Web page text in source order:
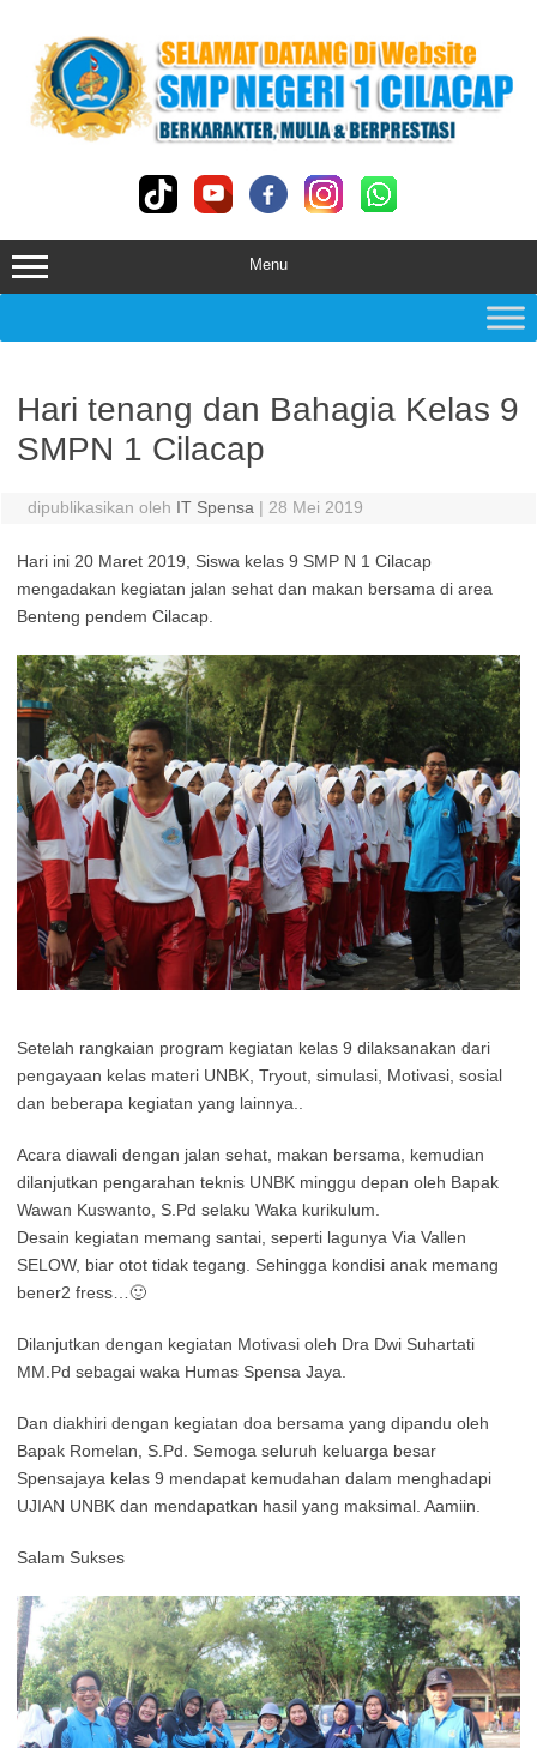
content
Menu
Hari tenang dan Bahagia Kelas 9
SMPN 1 Cilacap
dipublikasikan oleh IT Spensa | 28 Mei 2019
Hari ini 20 Maret 2019, Siswa kelas 9 SMP N 1 Cilacap
mengadakan kegiatan jalan sehat dan makan bersama di area
Benteng pendem Cilacap.
Setelah rangkaian program kegiatan kelas 9 dilaksanakan dari
pengayaan kelas materi UNBK, Tryout, simulasi, Motivasi, sosial
dan beberapa kegiatan yang lainnya..
Acara diawali dengan jalan sehat, makan bersama, kemudian
dilanjutkan pengarahan teknis UNBK minggu depan oleh Bapak
Wawan Kuswanto, S.Pd selaku Waka kurikulum.
Desain kegiatan memang santai, seperti lagunya Via Vallen
SELOW, biar otot tidak tegang. Sehingga kondisi anak memang
bener2 fress…🙂
Dilanjutkan dengan kegiatan Motivasi oleh Dra Dwi Suhartati
MM.Pd sebagai waka Humas Spensa Jaya.
Dan diakhiri dengan kegiatan doa bersama yang dipandu oleh
Bapak Romelan, S.Pd. Semoga seluruh keluarga besar
Spensajaya kelas 9 mendapat kemudahan dalam menghadapi
UJIAN UNBK dan mendapatkan hasil yang maksimal. Aamiin.
Salam Sukses